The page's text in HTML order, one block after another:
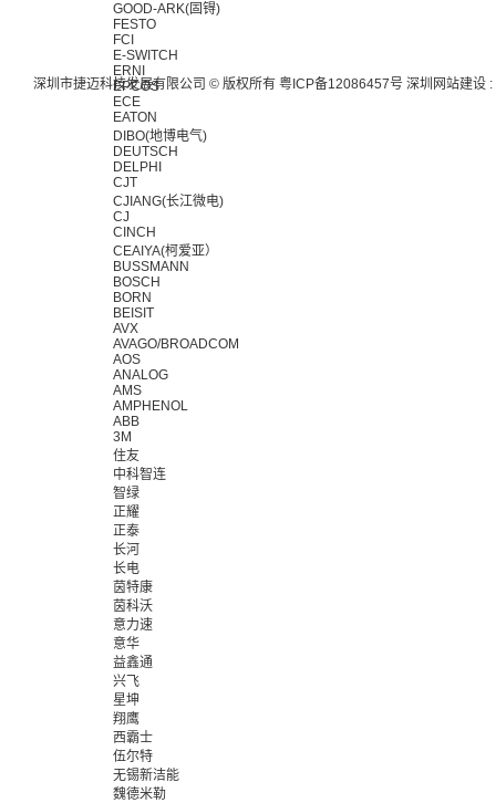
GOOD-ARK(固锝)
FESTO
FCI
E-SWITCH
ERNI
EPCOS
ECE
EATON
DIBO(地博电气)
DEUTSCH
DELPHI
CJT
CJIANG(长江微电)
CJ
CINCH
CEAIYA(柯爱亚）
BUSSMANN
BOSCH
BORN
BEISIT
AVX
AVAGO/BROADCOM
AOS
ANALOG
AMS
AMPHENOL
ABB
3M
住友
中科智连
智绿
正耀
正泰
长河
长电
茵特康
茵科沃
意力速
意华
益鑫通
兴飞
星坤
翔鹰
西霸士
伍尔特
无锡新洁能
魏德米勒
深圳市捷迈科技发展有限公司 © 版权所有 粤ICP备12086457号 深圳网站建设 :